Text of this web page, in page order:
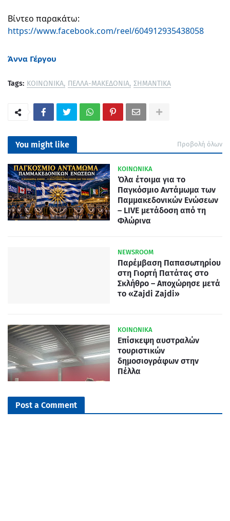
Βίντεο παρακάτω:
https://www.facebook.com/reel/604912935438058
Άννα Γέργου
Tags: ΚΟΙΝΩΝΙΚΑ ΠΕΛΛΑ-ΜΑΚΕΔΟΝΙΑ ΣΗΜΑΝΤΙΚΑ
You might like Προβολή όλων
ΚΟΙΝΩΝΙΚΑ
Όλα έτοιμα για το
Παγκόσμιο Αντάμωμα των
Παμμακεδονικών Ενώσεων
– LIVE μετάδοση από τη
Φλώρινα
NEWSROOM
Παρέμβαση Παπασωτηρίου
στη Γιορτή Πατάτας στο
Σκλήθρο – Αποχώρησε μετά
το «Zajdi Zajdi»
ΚΟΙΝΩΝΙΚΑ
Επίσκεψη αυστραλών
τουριστικών
δημοσιογράφων στην
Πέλλα
Post a Comment